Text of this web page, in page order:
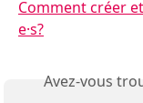
Comment créer
e⸱s?
Avez-vous